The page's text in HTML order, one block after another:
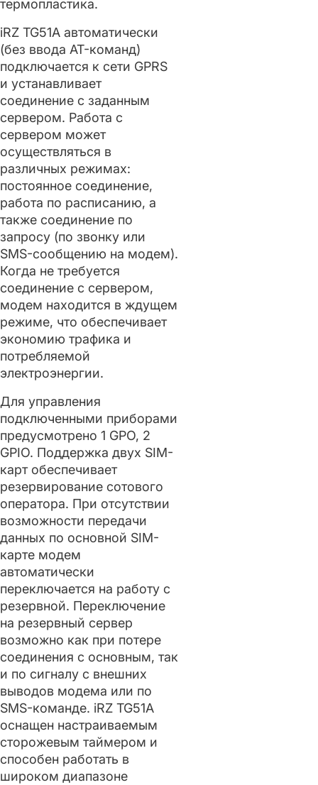
термопластика.
iRZ TG51A автоматически
(без ввода AT-команд)
подключается к сети GPRS
и устанавливает
соединение с заданным
сервером. Работа с
сервером может
осуществляться в
различных режимах:
постоянное соединение,
работа по расписанию, а
также соединение по
запросу (по звонку или
SMS-сообщению на модем).
Когда не требуется
соединение с сервером,
модем находится в ждущем
режиме, что обеспечивает
экономию трафика и
потребляемой
электроэнергии.
Для управления
подключенными приборами
предусмотрено 1 GPO, 2
GPIO. Поддержка двух SIM-
карт обеспечивает
резервирование сотового
оператора. При отсутствии
возможности передачи
данных по основной SIM-
карте модем
автоматически
переключается на работу с
резервной. Переключение
на резервный сервер
возможно как при потере
соединения с основным, так
и по сигналу с внешних
выводов модема или по
SMS-команде. iRZ TG51A
оснащен настраиваемым
сторожевым таймером и
способен работать в
широком диапазоне